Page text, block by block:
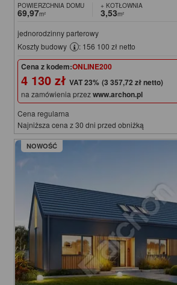
POWIERZCHNIA DOMU
69,97m²
+ KOTŁOWNIA
3,53m²
jednorodzinny parterowy
Koszty budowy
: 156 100 zł netto
Cena z kodem:ONLINE200
4 130 zł (3 357,72 zł netto)
na zamówienia przezwww.archon.pl
Cena regularna
Najniższa cena z 30 dni przed obniżką
NOWOŚĆ